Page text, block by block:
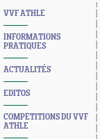
VVF ATHLE
INFORMATIONS
PRATIQUES
ACTUALITÉS
EDITOS
COMPETITIONS DU VVF
ATHLE